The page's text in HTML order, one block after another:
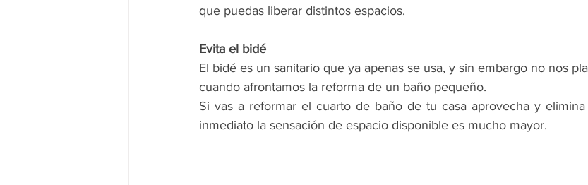
que puedas liberar distintos espacios.
Evita el bidé
El bidé es un sanitario que ya apenas se usa, y sin embargo no nos
cuando afrontamos la reforma de un baño pequeño.
Si vas a reformar el cuarto de baño de tu casa aprovecha y
inmediato la sensación de espacio disponible es mucho mayor.